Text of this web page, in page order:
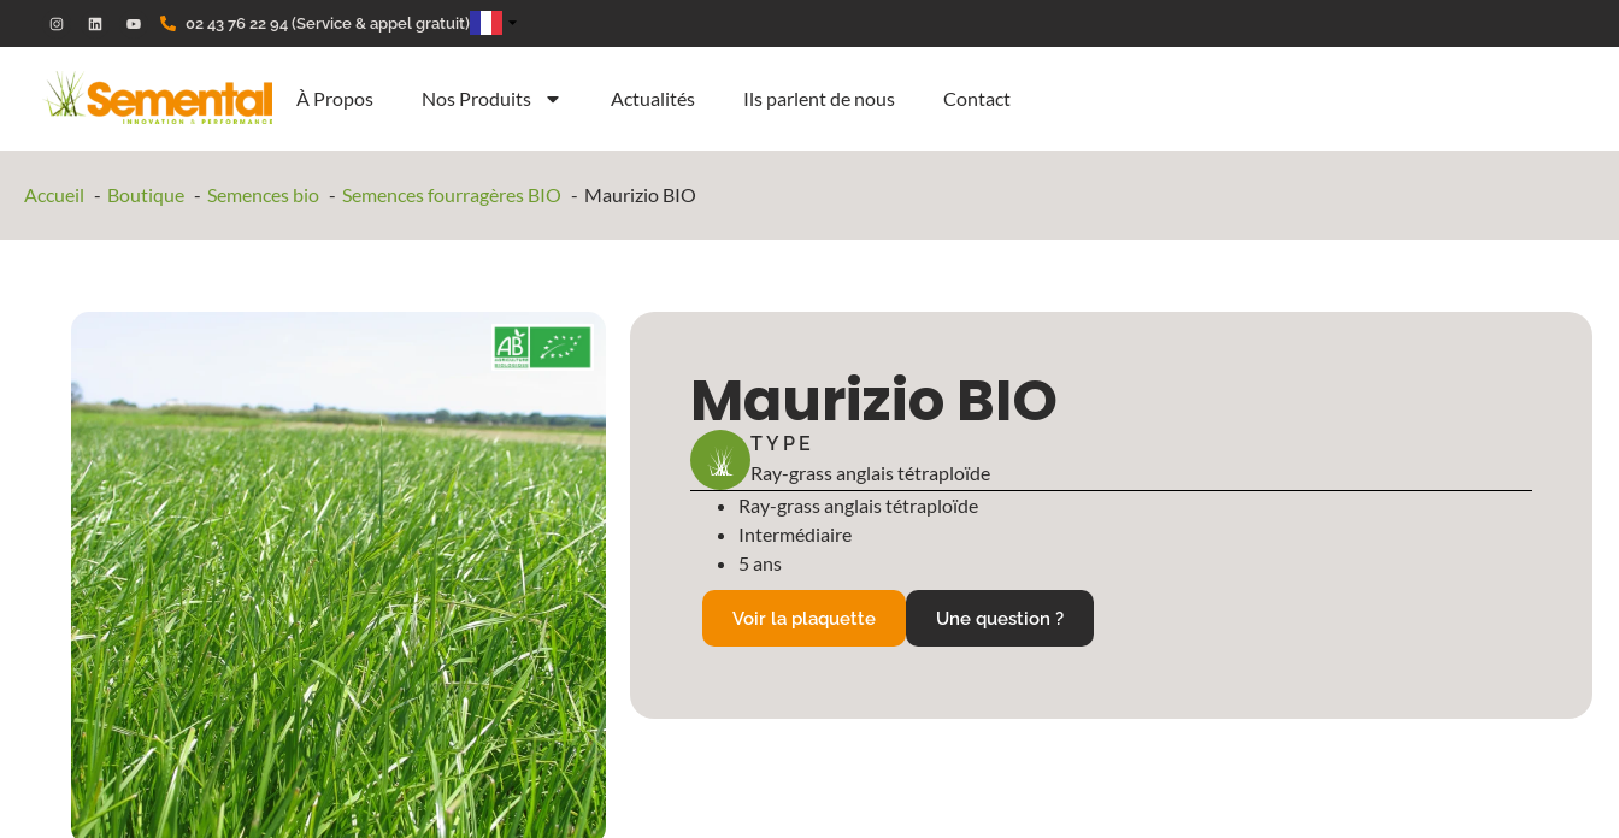
02 43 76 22 94 (Service & appel gratuit)
À Propos Nos Produits Actualités Ils parlent de nous Contact
Accueil Boutique Semences bio Semences fourragères BIO Maurizio BIO
Maurizio BIO
TYPE
Ray-grass anglais tétraploïde
Ray-grass anglais tétraploïde
Intermédiaire
5 ans
Voir la plaquette Une question ?